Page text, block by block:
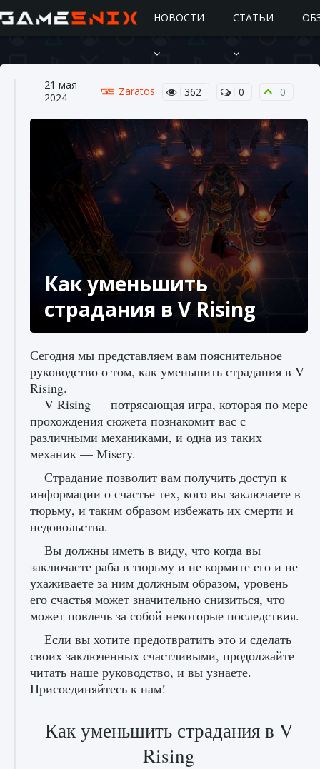
НОВОСТИ СТАТЬИ
Подробное руководство по получению
самоцветов Brawl Stars
10 августа 2024 2 685 0 1
Как исправить ошибку Palworld «Идет
сохранение мира — Невозможно начать
сохранение данных мира»
9 августа 2024 2 511 0 0
Как заработать медали лиги Clash of Clans
9 августа 2024 2 599 0 1
лицензии, лиги, команды и стадионы в EA
21 мая
2024
Zaratos 362 0 0
Как уменьшить
страдания в V Rising
Сегодня мы представляем вам пояснительное
руководство о том, как уменьшить страдания в V
Rising.
V Rising — потрясающая игра, которая по мере
прохождения сюжета познакомит вас с
различными механиками, и одна из таких
механик — Misery.
Страдание позволит вам получить доступ к
информации о счастье тех, кого вы заключаете в
тюрьму, и таким образом избежать их смерти и
недовольства.
Вы должны иметь в виду, что когда вы
заключаете раба в тюрьму и не кормите его и не
ухаживаете за ним должным образом, уровень
его счастья может значительно снизиться, что
может повлечь за собой некоторые последствия.
Если вы хотите предотвратить это и сделать
своих заключенных счастливыми, продолжайте
читать наше руководство, и вы узнаете.
Присоединяйтесь к нам!
Как уменьшить страдания в V
Rising